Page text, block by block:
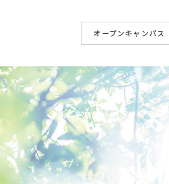
オープンキャンパス
ス
北杜学園設置校
仙台青葉学院大学
仙台青葉学院短期大学